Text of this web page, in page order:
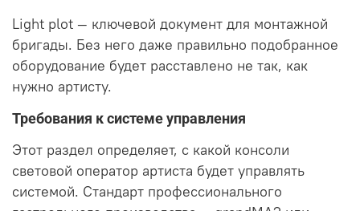
Light plot — ключевой документ для монтажной
бригады. Без него даже правильно подобранное
оборудование будет расставлено не так, как
нужно артисту.
Требования к системе управления
Этот раздел определяет, с какой консоли
световой оператор артиста будет управлять
системой. Стандарт профессионального